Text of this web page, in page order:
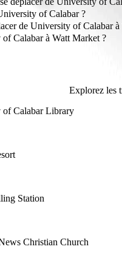
de University of Calabar
of Calabar ?
of Calabar.
de University of Calabar
University of Calabar à Watt
Calabar à Watt Market ?
Explorez les
of Calabar Library
Station
Christian Church